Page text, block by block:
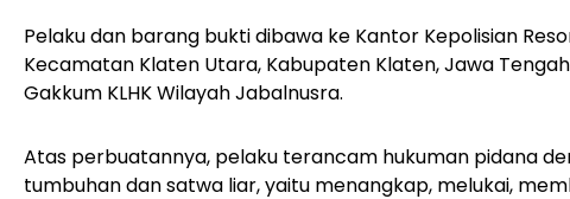
Pelaku dan barang bukti dibawa ke Kantor Kepolisian
Kecamatan Klaten Utara, Kabupaten Klaten, Jawa
Gakkum KLHK Wilayah Jabalnusra.
Atas perbuatannya, pelaku terancam hukuman pidana
tumbuhan dan satwa liar, yaitu menangkap, melukai,